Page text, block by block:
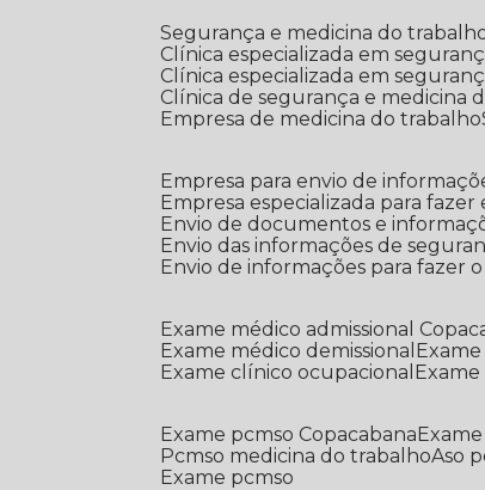
Segurança e medicina do
Clínica especializada em
Clínica especializada em
Clínica de segurança e medicina
Empresa de medicina do trabalho
Empresa para envio de
Empresa especializada para fazer
Envio de documentos e
Envio das informações de
Envio de informações para fazer o
Exame médico admissional
Exame médico demissional
Exame clínico ocupacional
Exame pcmso Copacabana
Pcmso medicina do trabalho Aso
Exame pcmso